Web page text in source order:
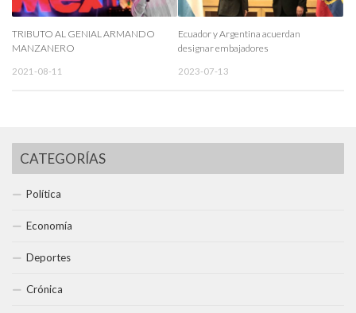
TRIBUTO AL GENIAL ARMANDO
MANZANERO
2021-08-11
Ecuador y Argentina acuerdan
designar embajadores
2023-07-13
CATEGORÍAS
Política
Economía
Deportes
Crónica